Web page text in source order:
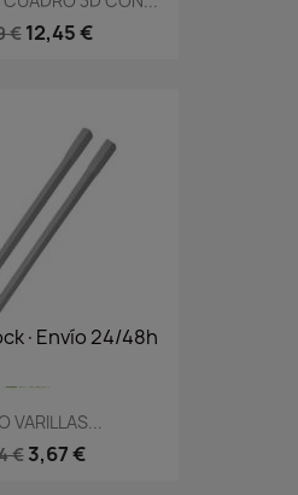
€ 12,45 €
24/48h
VARILLAS...
€ 3,67 €